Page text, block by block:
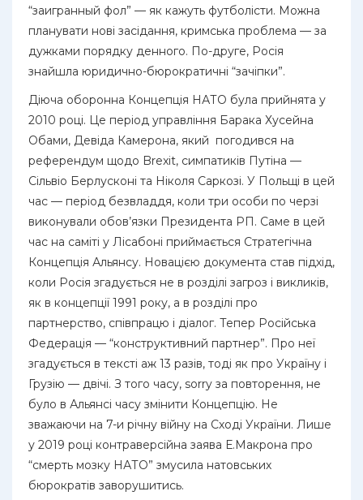
“заигранный фол” — як кажуть футболісти. Можна
планувати нові засідання, кримська проблема — за
дужками порядку денного. По-друге, Росія
знайшла юридично-бюрократичні “зачіпки”.
Діюча оборонна Концепція НАТО була прийнята у
2010 році. Це період управління Барака Хусейна
Обами, Девіда Камерона, який погодився на
референдум щодо Brexit, симпатиків Путіна —
Сільвіо Берлусконі та Ніколя Саркозі. У Польщі в цей
час — період безвладдя, коли три особи по черзі
виконували обов’язки Президента РП. Саме в цей
час на саміті у Лісабоні приймається Стратегічна
Концепція Альянсу. Новацією документа став підхід,
коли Росія згадується не в розділі загроз і викликів,
як в концепції 1991 року, а в розділі про
партнерство, співпрацю і діалог. Тепер Російська
Федерація — “конструктивний партнер”. Про неї
згадується в тексті аж 13 разів, тоді як про Україну і
Грузію — двічі. З того часу, sorry за повторення, не
було в Альянсі часу змінити Концепцію. Не
зважаючи на 7-и річну війну на Сході України. Лише
у 2019 році контраверсійна заява Е.Макрона про
“смерть мозку НАТО” змусила натовських
бюрократів заворушитись.